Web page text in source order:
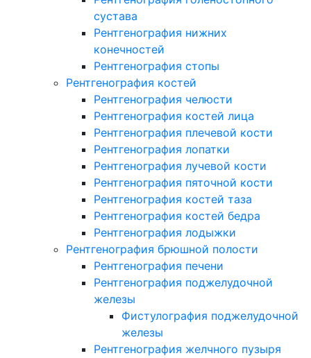
сустава
Рентгенография нижних
конечностей
Рентгенография стопы
Рентгенография костей
Рентгенография челюсти
Рентгенография костей лица
Рентгенография плечевой кости
Рентгенография лопатки
Рентгенография лучевой кости
Рентгенография пяточной кости
Рентгенография костей таза
Рентгенография костей бедра
Рентгенография лодыжки
Рентгенография брюшной полости
Рентгенография печени
Рентгенография поджелудочной
железы
Фистулография поджелудочной
железы
Рентгенография желчного пузыря